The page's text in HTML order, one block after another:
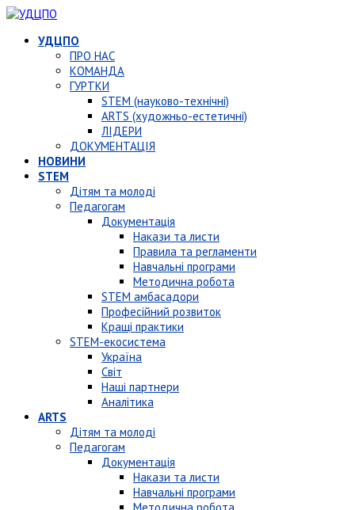
УДЦПО
ПРО НАС
КОМАНДА
ГУРТКИ
STEM (науково-технічні)
ARTS (художньо-естетичні)
ЛІДЕРИ
ДОКУМЕНТАЦІЯ
НОВИНИ
STEM
Дітям та молоді
Педагогам
Документація
Накази та листи
Правила та регламенти
Навчальні програми
Методична робота
STEM амбасадори
Професійний розвиток
Кращі практики
STEM-екосистема
Україна
Світ
Наші партнери
Аналітика
ARTS
Дітям та молоді
Педагогам
Документація
Накази та листи
Навчальні програми